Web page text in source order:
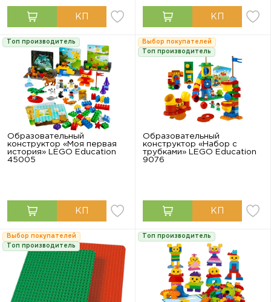
Топ производитель
Образовательный
конструктор «Моя первая
история» LEGO Education
45005
Выбор покупателей
Топ производитель
Образовательный
конструктор «Набор с
трубками» LEGO Education
9076
Выбор покупателей
Топ производитель
Топ производитель